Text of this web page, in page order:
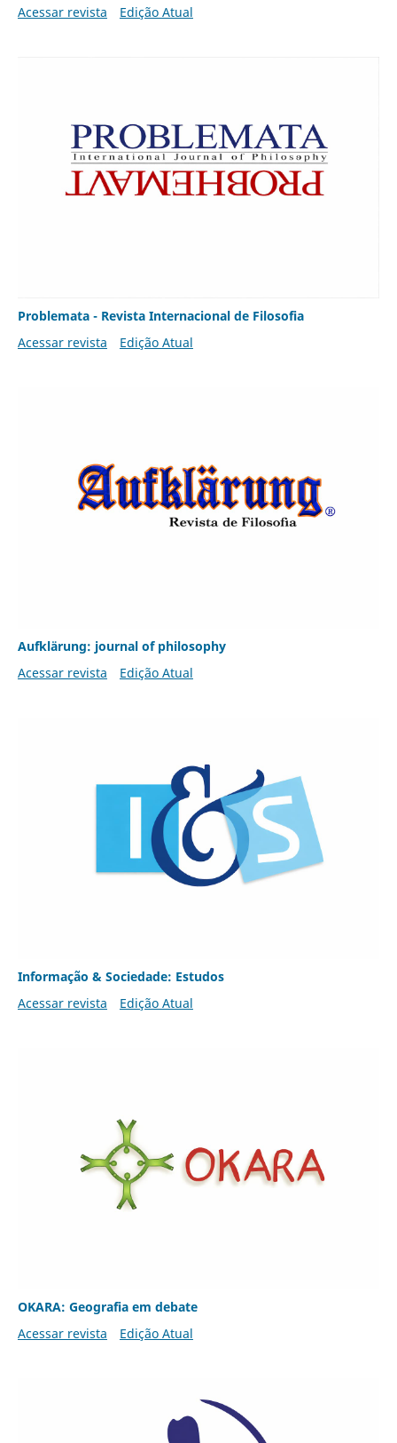
Acessar revista
Edição Atual
Problemata - Revista Internacional de Filosofia
Acessar revista
Edição Atual
Aufklärung: journal of philosophy
Acessar revista
Edição Atual
Informação & Sociedade: Estudos
Acessar revista
Edição Atual
OKARA: Geografia em debate
Acessar revista
Edição Atual